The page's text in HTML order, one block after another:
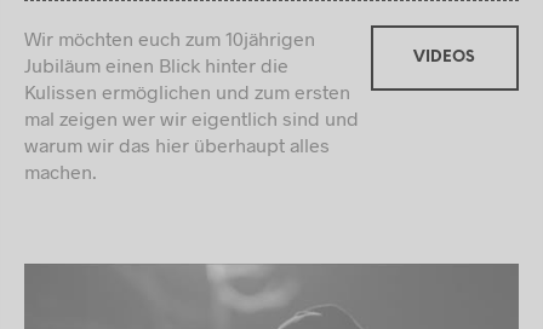
Wir möchten euch zum 10jährigen
Jubiläum einen Blick hinter die
Kulissen ermöglichen und zum ersten
mal zeigen wer wir eigentlich sind und
warum wir das hier überhaupt alles
machen.
VIDEOS